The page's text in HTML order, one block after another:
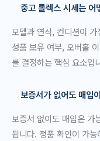
중고 롤렉스 시세는 어
모델과 연식, 컨디션이
성품 보유 여부, 오버홀
를 결정하는 핵심 요소입
보증서가 없어도 매입
보증서 없이도 매입은 가
됩니다. 정품 확인이 가